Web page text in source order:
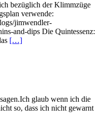
bezüglich der Klimmzüge
verwende:
jimwendler-
and-dips Die Quintessenz:
[…]
glaub wenn ich die
so, dass ich nicht gewarnt